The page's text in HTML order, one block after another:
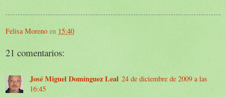
Felisa Moreno en 15:40
21 comentarios:
José Miguel Domínguez Leal 24 de diciembre de 2009 a las
16:45